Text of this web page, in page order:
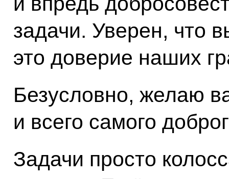
задачи. Уверен, что
это доверие наших
Безусловно, желаю
и всего самого
Задачи просто